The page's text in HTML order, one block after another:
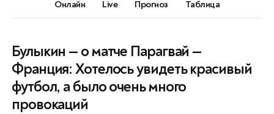
Онлайн Live Прогноз Таблица
Булыкин — о матче Парагвай —
Франция: Хотелось увидеть красивый
футбол, а было очень много
провокаций